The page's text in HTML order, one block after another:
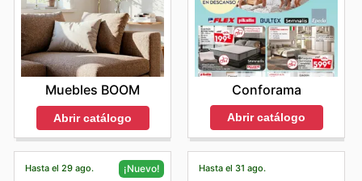
Muebles BOOM
Abrir catálogo
Conforama
Abrir catálogo
Hasta el 29 ago. ¡Nuevo! Hasta el 31 ago.